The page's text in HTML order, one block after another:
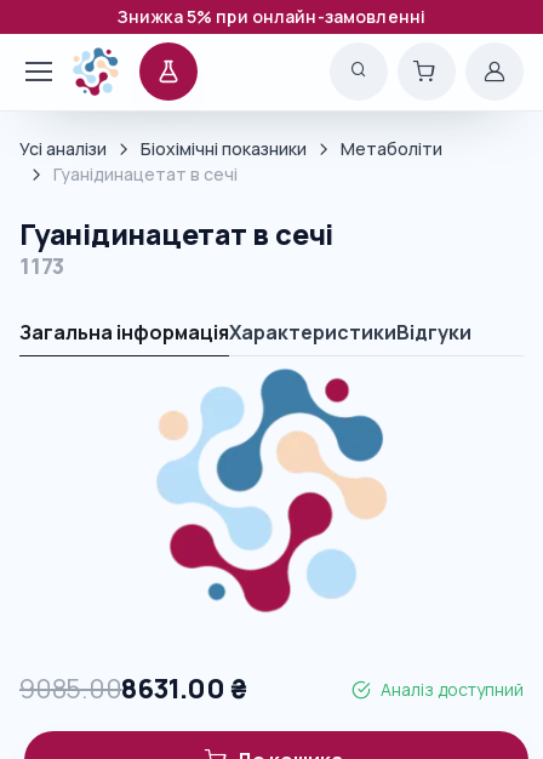
Знижка 5% при онлайн-замовленні
Усі аналізи Біохімічні показники
Метаболіти
Гуанідинацетат в сечі
Гуанідинацетат в сечі
1173
Загальна інформаціяХарактеристикиВідгуки
9085.008631.00 ₴ Аналіз доступний